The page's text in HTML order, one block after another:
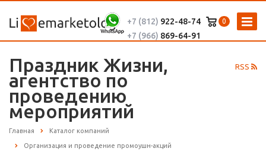
0
+7 (812) 922-48-74
+7 (966) 869-64-91
RSS
Праздник Жизни,
агентство по
проведению
мероприятий
Главная Каталог компаний
Организация и проведение промоушн-акций